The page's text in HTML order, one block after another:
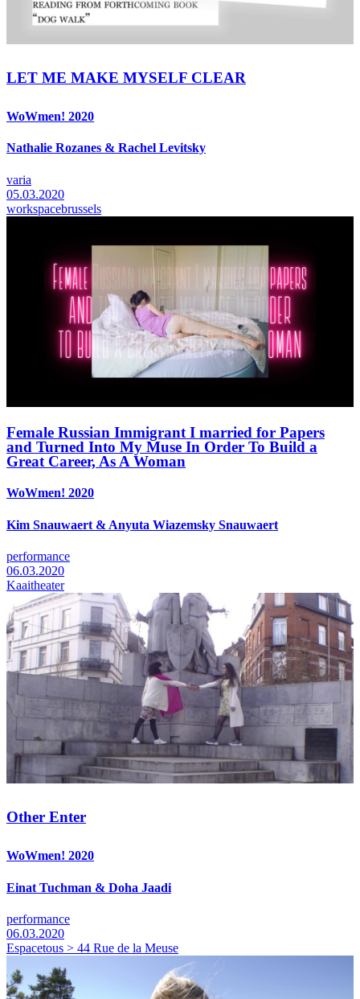
LET ME MAKE MYSELF CLEAR
WoWmen! 2020
Nathalie Rozanes & Rachel Levitsky
varia
05.03.2020
workspacebrussels
Female Russian Immigrant I married for Papers
and Turned Into My Muse In Order To Build a
Great Career, As A Woman
WoWmen! 2020
Kim Snauwaert & Anyuta Wiazemsky Snauwaert
performance
06.03.2020
Kaaitheater
Other Enter
WoWmen! 2020
Einat Tuchman & Doha Jaadi
performance
06.03.2020
Espacetous > 44 Rue de la Meuse